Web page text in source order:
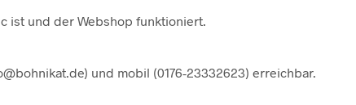
ist und der Webshop funktioniert.
und mobil (0176-23332623) erreichbar.